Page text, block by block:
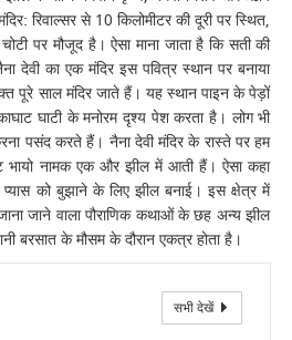
रिवाल्सर से 10 किलोमीटर की दूरी पर स्थित,
पर मौजूद है। ऐसा माना जाता है कि सती की
का एक मंदिर इस पवित्र स्थान पर बनाया
पूरे साल मंदिर जाते हैं। यह स्थान पाइन के पेड़ों
घाटी के मनोरम दृश्य पेश करता है। लोग भी
पसंद करते हैं। नैना देवी मंदिर के रास्ते पर हम
भायो नामक एक और झील में आती हैं। ऐसा कहा
को बुझाने के लिए झील बनाई। इस क्षेत्र में
जाने वाला पौराणिक कथाओं के छह अन्य झील
बरसात के मौसम के दौरान एकत्र होता है।
सभी देखें